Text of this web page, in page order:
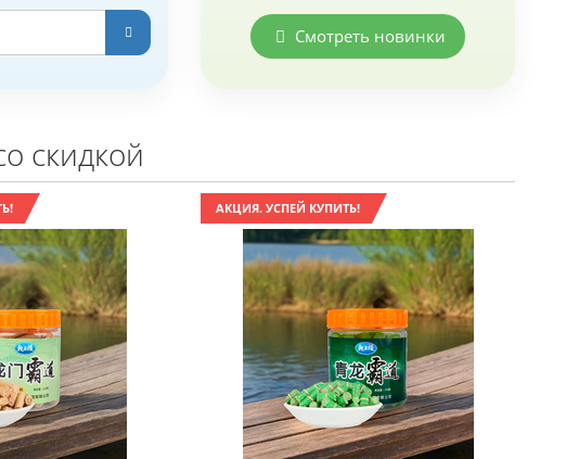
Смотреть новинки
скидкой
АКЦИЯ. УСПЕЙ КУПИТЬ!